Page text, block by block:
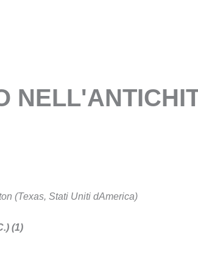
(Texas, Stati Uniti dAmerica)
(1)